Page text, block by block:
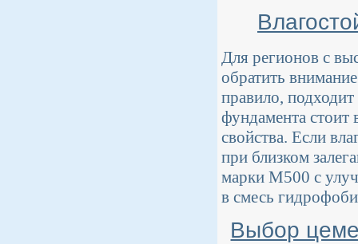
Для регионов с
обратить
правило,
фундамента стоит
свойства. Если
при близком
марки М500 с
в смесь
Выбор